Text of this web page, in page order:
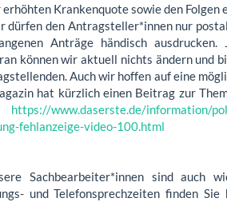
Krankenquote sowie den Folgen
den Antragsteller*innen nur
Anträge händisch ausdrucken.
können wir aktuell nichts ändern und
Auch wir hoffen auf eine
hat kürzlich einen Beitrag zur
https://www.daserste.de/information/
fehlanzeige-video-100.html
Sachbearbeiter*innen sind auch
und Telefonsprechzeiten finden Sie